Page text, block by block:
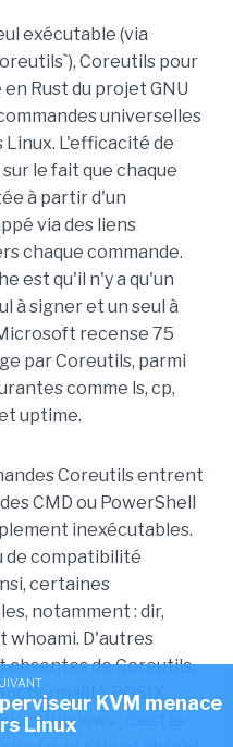
exécutable (via
Coreutils pour
Rust du projet GNU
universelles
L'efficacité de
le fait que chaque
à partir d'un
via des liens
chaque commande.
est qu'il n'y a qu'un
à signer et un seul à
recense 75
par Coreutils, parmi
comme ls, cp,
uptime.
Coreutils entrent
CMD ou PowerShell
inexécutables.
de compatibilité
certaines
notamment : dir,
whoami. D'autres
absentes de Coreutils,
POSIX
Windows ; c'est le
KVM menace
Linux